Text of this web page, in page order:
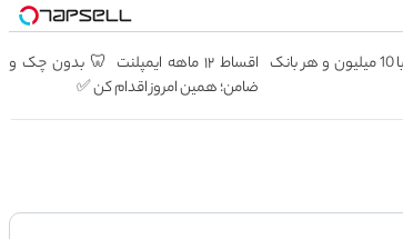
وقت تغییره😍😍 با 10 میلیون و هر بانک
اقساط ۱۲ ماهه ایمپلنت 🦷 بدون چک و
ضامن؛ همین امروز اقدام کن ✅